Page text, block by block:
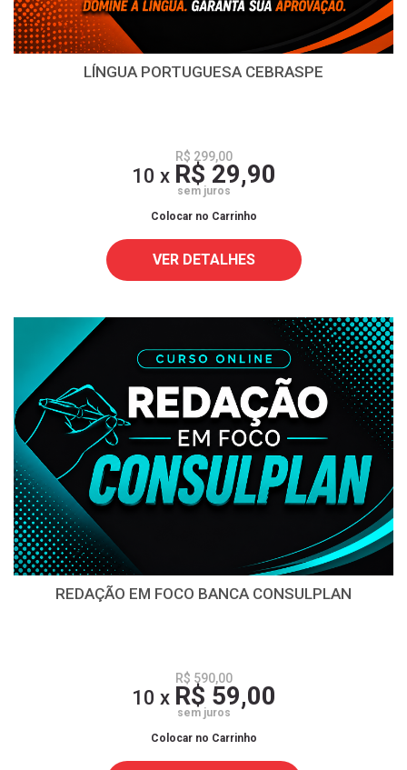
LÍNGUA PORTUGUESA CEBRASPE
R$ 299,00
10 x R$ 29,90
sem juros
Colocar no Carrinho
VER DETALHES
REDAÇÃO EM FOCO BANCA CONSULPLAN
R$ 590,00
10 x R$ 59,00
sem juros
Colocar no Carrinho